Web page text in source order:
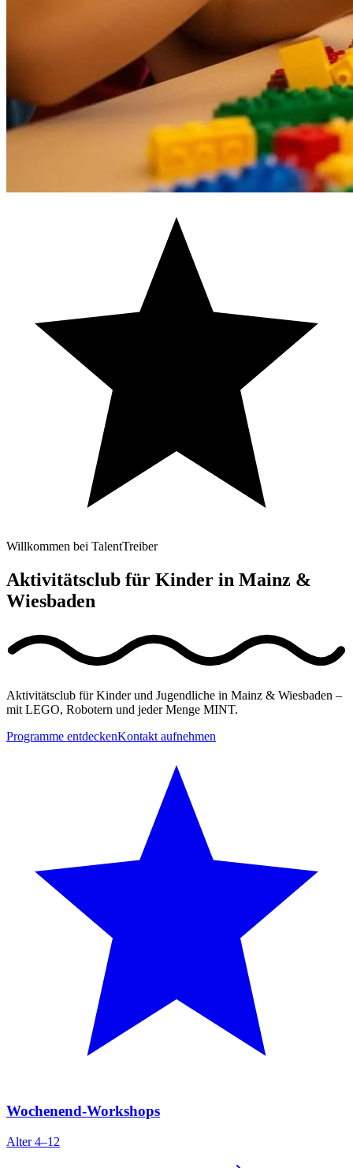
Willkommen bei TalentTreiber
Aktivitätsclub für Kinder in Mainz &
Wiesbaden
Aktivitätsclub für Kinder und Jugendliche in Mainz & Wiesbaden –
mit LEGO, Robotern und jeder Menge MINT.
Programme entdeckenKontakt aufnehmen
Wochenend-Workshops
Alter 4–12